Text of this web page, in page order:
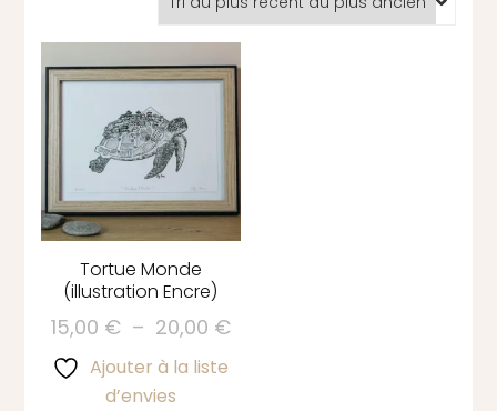
Tortue Monde
(illustration Encre)
15,00 € – 20,00 €Plage
Ce
produit
Ajouter à la liste
d’envies